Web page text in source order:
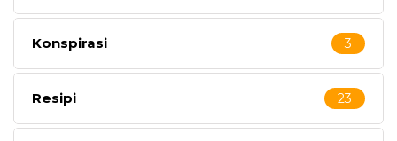
Konspirasi 3
Resipi 23